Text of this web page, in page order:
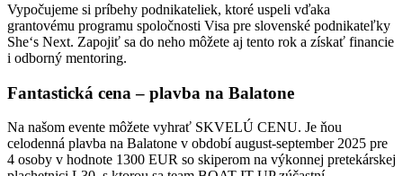
Vypočujeme si príbehy podnikateliek, ktoré uspeli vďaka
grantovému programu spoločnosti Visa pre slovenské podnikateľky
She‘s Next. Zapojiť sa do neho môžete aj tento rok a získať financie
i odborný mentoring.
Fantastická cena – plavba na Balatone
Na našom evente môžete vyhrať SKVELÚ CENU. Je ňou
celodenná plavba na Balatone v období august-september 2025 pre
4 osoby v hodnote 1300 EUR so skiperom na výkonnej pretekárskej